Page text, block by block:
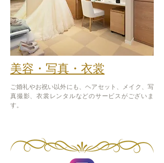
美容・写真・衣裳
ご婚礼やお祝い以外にも、ヘアセット、メイク、写
真撮影、衣裳レンタルなどのサービスがございま
す。